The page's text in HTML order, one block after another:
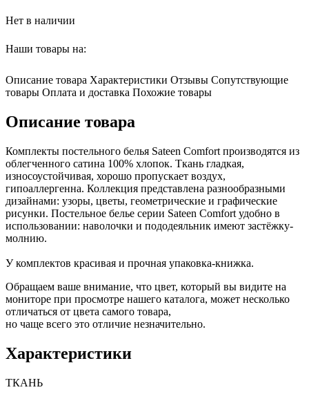
Нет в наличии
Наши товары на:
Описание товара Характеристики Отзывы Сопутствующие
товары Оплата и доставка Похожие товары
Описание товара
Комплекты постельного белья Sateen Comfort производятся из
облегченного сатина 100% хлопок. Ткань гладкая,
износоустойчивая, хорошо пропускает воздух,
гипоаллергенна. Коллекция представлена разнообразными
дизайнами: узоры, цветы, геометрические и графические
рисунки. Постельное белье серии Sateen Comfort удобно в
использовании: наволочки и пододеяльник имеют застёжку-
молнию.
У комплектов красивая и прочная упаковка-книжка.
Обращаем ваше внимание, что цвет, который вы видите на
мониторе при просмотре нашего каталога, может несколько
отличаться от цвета самого товара,
но чаще всего это отличие незначительно.
Характеристики
ТКАНЬ